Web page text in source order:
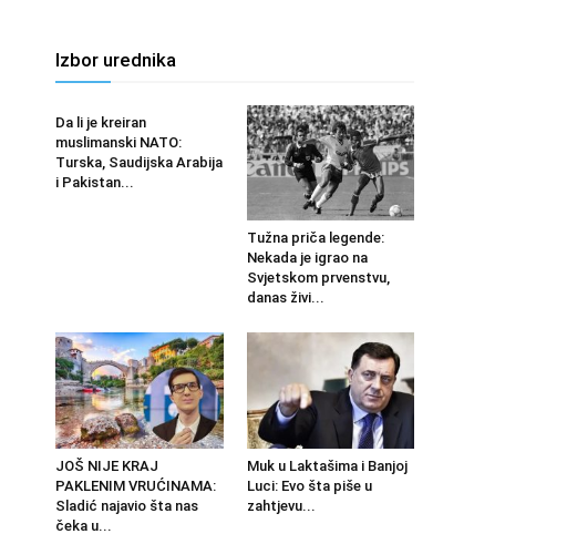
Izbor urednika
Da li je kreiran
muslimanski NATO:
Turska, Saudijska Arabija
i Pakistan...
Tužna priča legende:
Nekada je igrao na
Svjetskom prvenstvu,
danas živi...
JOŠ NIJE KRAJ
PAKLENIM VRUĆINAMA:
Sladić najavio šta nas
čeka u...
Muk u Laktašima i Banjoj
Luci: Evo šta piše u
zahtjevu...